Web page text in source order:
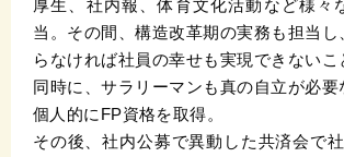
厚生、社内報、体育文化活動など様々
当。その間、構造改革期の実務も担当
らなければ社員の幸せも実現できないこ
同時に、サラリーマンも真の自立が必要
個人的にFP資格を取得。
その後、社内公募で異動した共済会で